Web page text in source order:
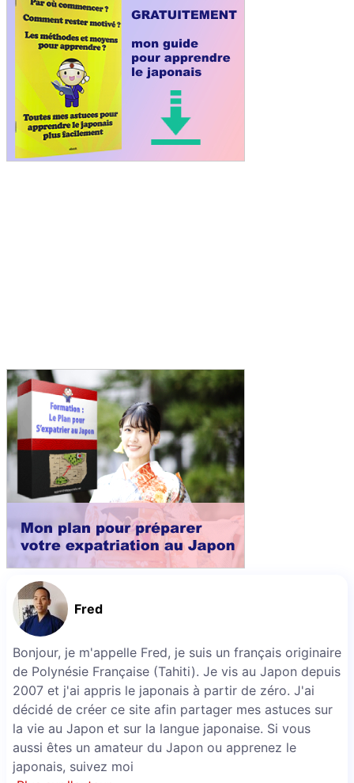
Fred
Bonjour, je m'appelle Fred, je suis un français originaire
de Polynésie Française (Tahiti). Je vis au Japon depuis
2007 et j'ai appris le japonais à partir de zéro. J'ai
décidé de créer ce site afin partager mes astuces sur
la vie au Japon et sur la langue japonaise. Si vous
aussi êtes un amateur du Japon ou apprenez le
japonais, suivez moi